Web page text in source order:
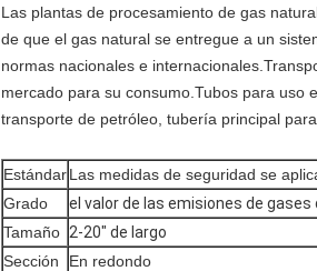
Las plantas de procesamiento de gas
de que el gas natural se entregue a un
normas nacionales e
mercado para su consumo.Tubos para
transporte de petróleo, tubería principal
EstándarLas medidas de seguridad se
Grado
el valor de las emisiones de
Tamaño 2-20" de largo
Sección
En redondo